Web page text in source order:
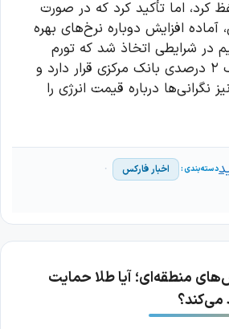
کرد، اما تأکید کرد که در صورت
آماده افزایش دوباره نرخ‌های بهره
در شرایطی اتخاذ شد که تورم
همچنان بالاتر از هدف ۲ درصدی بانک مرکزی قرار دارد و
نگرانی‌ها درباره قیمت انرژی را
اخبار فارکس
منطقه‌ای؛ آیا طلا حمایت